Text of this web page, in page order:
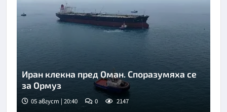
Иран клекна пред Оман. Споразумяха се
за Ормуз
05 август | 20:40 0 2147